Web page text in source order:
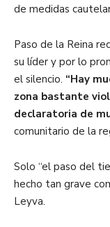
de medidas
Paso de la Reina
su líder y por lo
el silencio. “Hay
zona bastante
declaratoria de
comunitario de la
Solo “el paso del
hecho tan grave
Leyva.